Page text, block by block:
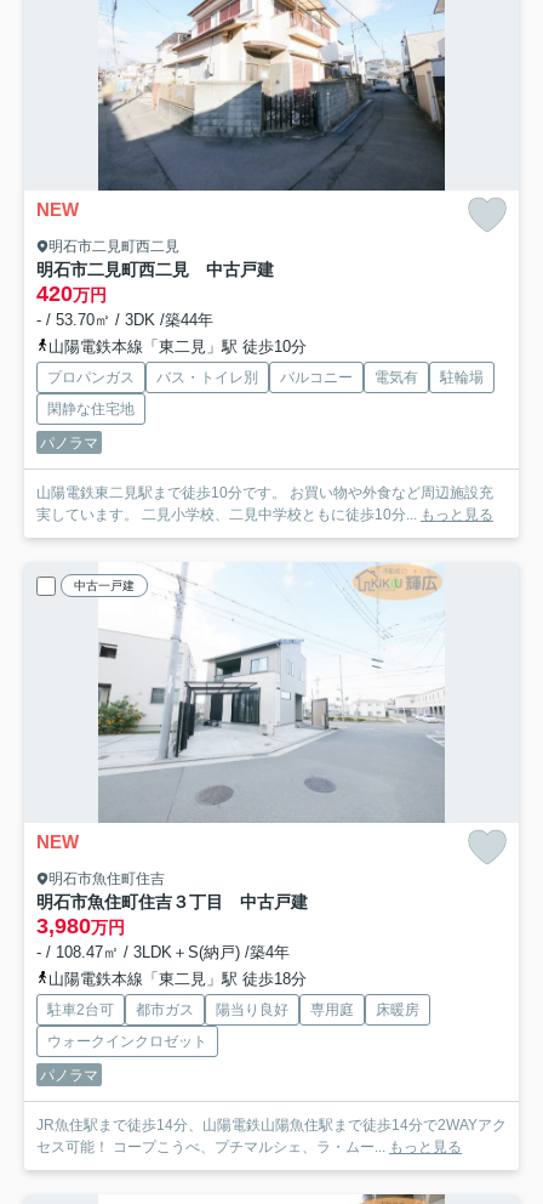
NEW
明石市二見町西二見
明石市二見町西二見 中古戸建
420万円
- / 53.70㎡ / 3DK /築44年
山陽電鉄本線「東二見」駅 徒歩10分
プロパンガス バス・トイレ別 バルコニー 電気有
駐輪場
閑静な住宅地
パノラマ
山陽電鉄東二見駅まで徒歩10分です。 お買い物や外食など周辺施設充
実しています。 二見小学校、二見中学校ともに徒歩10分...
もっと見る
中古一戸建
NEW
明石市魚住町住吉
明石市魚住町住吉３丁目 中古戸建
3,980万円
- / 108.47㎡ / 3LDK＋S(納戸) /築4年
山陽電鉄本線「東二見」駅 徒歩18分
駐車2台可 都市ガス 陽当り良好 専用庭
床暖房
ウォークインクロゼット
パノラマ
JR魚住駅まで徒歩14分、山陽電鉄山陽魚住駅まで徒歩14分で2WAYアク
セス可能！ コープこうべ、プチマルシェ、ラ・ムー...
もっと見る